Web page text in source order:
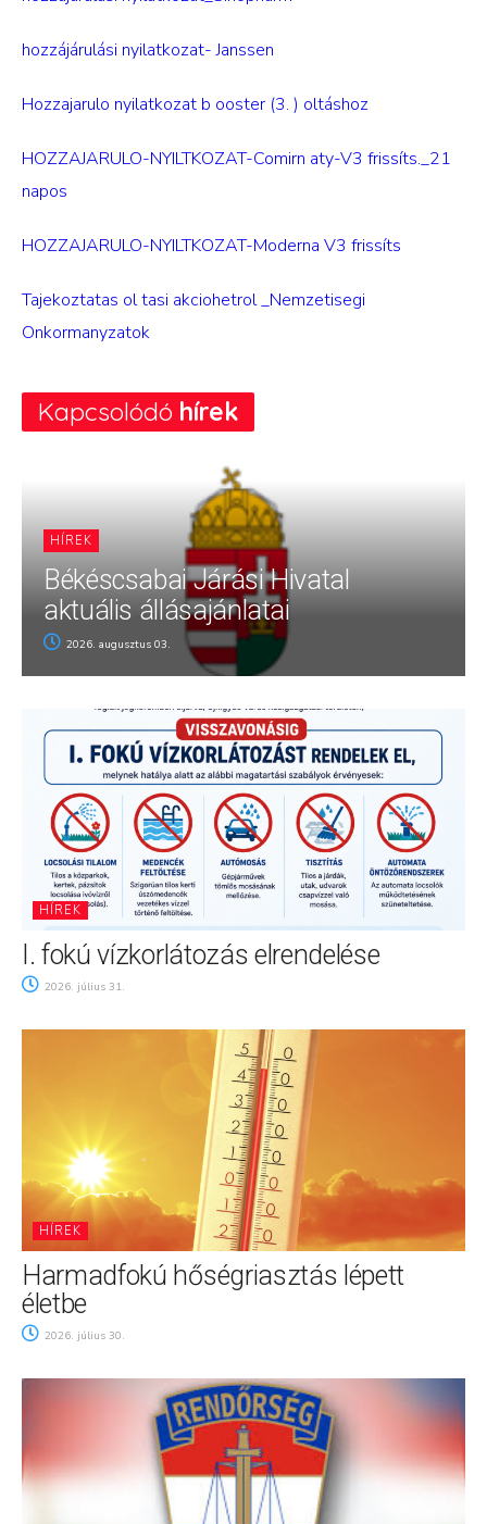
hozzájárulási nyilatkozat- Janssen
Hozzajarulo nyilatkozat b ooster (3. ) oltáshoz
HOZZAJARULO-NYILTKOZAT-Comirn aty-V3 frissíts._21
napos
HOZZAJARULO-NYILTKOZAT-Moderna V3 frissíts
Tajekoztatas ol tasi akciohetrol _Nemzetisegi
Onkormanyzatok
Kapcsolódó hírek
HÍREK
Békéscsabai Járási Hivatal
aktuális állásajánlatai
2026. augusztus 03.
HÍREK
I. fokú vízkorlátozás elrendelése
2026. július 31.
HÍREK
Harmadfokú hőségriasztás lépett
életbe
2026. július 30.